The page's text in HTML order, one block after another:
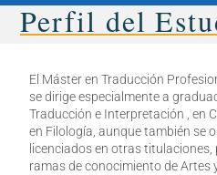
Perfil del
El Máster en Traducción
se dirige especialmente a
Traducción e Interpretación , en
en Filología, aunque también se
licenciados en otras
ramas de conocimiento de Artes